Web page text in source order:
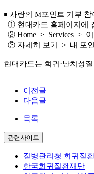
￭ 사랑의 M포인트 기부 참
① 현대카드 홈페이지에
② Home > Services >
③ 자세히 보기 > 내 포인
현대카드는 희귀·난치성
이전글
다음글
목록
관련사이트
질병관리청 희귀질
한국희귀질환재단